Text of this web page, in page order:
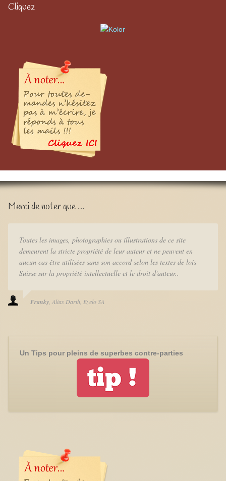
Cliquez
Merci de noter que …
Toutes les images, photographies ou illustrations de ce site
demeurent la stricte propriété de leur auteur et ne peuvent en
aucun cas être utilisées sans son accord selon les textes de lois
Suisse sur la propriété intellectuelle et le droit d'auteur..
Franky Alias Darth Eyelo SA
Un Tips pour pleins de superbes contre-parties